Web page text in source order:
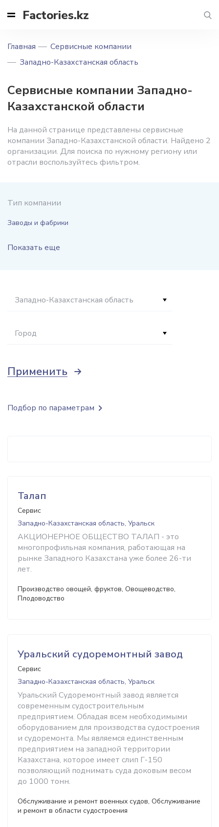
Factories.kz
Главная
Сервисные компании
Западно-Казахстанская область
Сервисные компании Западно-
Казахстанской области
На данной странице представлены сервисные
компании Западно-Казахстанской области. Найдено 2
организации. Для поиска по нужному региону или
отрасли воспользуйтесь фильтром.
Тип компании
Заводы и фабрики
Показать еще
Западно-Казахстанская область
Город
Применить
Талап
Сервис
Западно-Казахстанская область, Уральск
АКЦИОНЕРНОЕ ОБЩЕСТВО ТАЛАП - это
многопрофильная компания, работающая на
рынке Западного Казахстана уже более 26-ти
лет.
Производство овощей, фруктов, Овощеводство,
Плодоводство
Уральский судоремонтный завод
Сервис
Западно-Казахстанская область, Уральск
Уральский Судоремонтный завод является
современным судостроительным
предприятием. Обладая всем необходимыми
оборудованием для производства судостроения
и судоремонта. Мы являемся единственным
предприятием на западной территории
Казахстана, которое имеет слип Г-150
позволяющий поднимать суда доковым весом
до 1000 тонн.
Обслуживание и ремонт военных судов, Обслуживание
и ремонт в области судостроения
Подбор по параметрам